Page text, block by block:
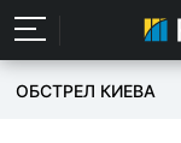
ОБСТРЕЛ КИЕВА